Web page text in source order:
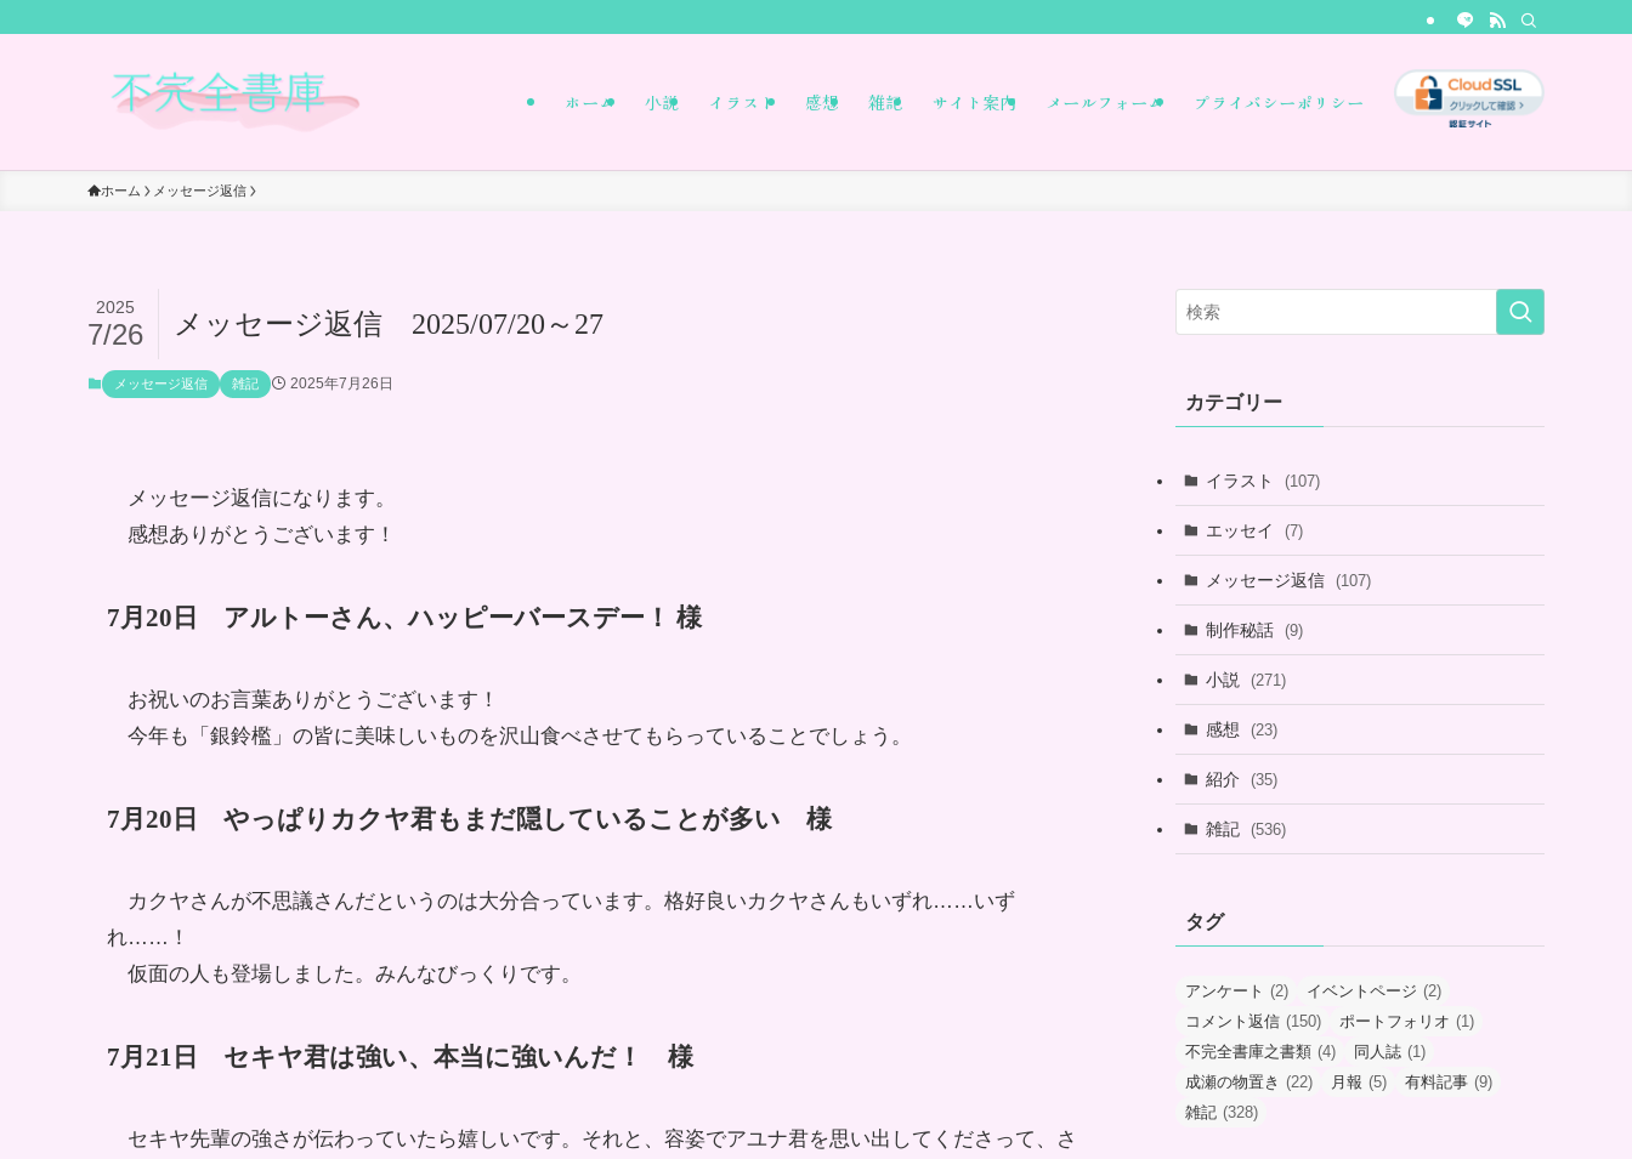
ホーム 小説 イラスト 感想 雑記 サイト案内 メールフォーム プライバシーポリシー
ホーム メッセージ返信
メッセージ返信 2025/07/20～27
2025
7/26
メッセージ返信 雑記 2025年7月26日
メッセージ返信になります。
感想ありがとうございます！
7月20日 アルトーさん、ハッピーバースデー！ 様
お祝いのお言葉ありがとうございます！
今年も「銀鈴檻」の皆に美味しいものを沢山食べさせてもらっていることでしょう。
7月20日 やっぱりカクヤ君もまだ隠していることが多い 様
カクヤさんが不思議さんだというのは大分合っています。格好良いカクヤさんもいずれ……いず
れ……！
仮面の人も登場しました。みんなびっくりです。
7月21日 セキヤ君は強い、本当に強いんだ！ 様
セキヤ先輩の強さが伝わっていたら嬉しいです。それと、容姿でアユナ君を思い出してくださって、さ
カテゴリー
イラスト (107)
エッセイ (7)
メッセージ返信 (107)
制作秘話 (9)
小説 (271)
感想 (23)
紹介 (35)
雑記 (536)
タグ
アンケート (2) イベントページ (2)
コメント返信 (150) ポートフォリオ (1)
不完全書庫之書類 (4) 同人誌 (1)
成瀬の物置き (22) 月報 (5) 有料記事 (9)
雑記 (328)